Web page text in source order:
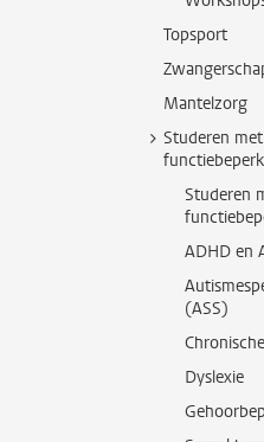
Topsport
Mantelzorg
Studeren
Studeren
ADHD en
(ASS)
Dyslexie